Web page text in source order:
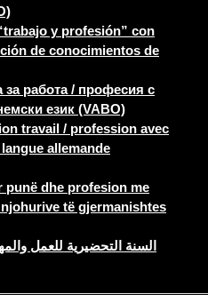
y profesión” con
de conocimientos de
за работа / професия с
език (VABO)
travail / profession avec
allemande
dhe profesion me
të gjermanishtes
السنة التحضيرية للعمل